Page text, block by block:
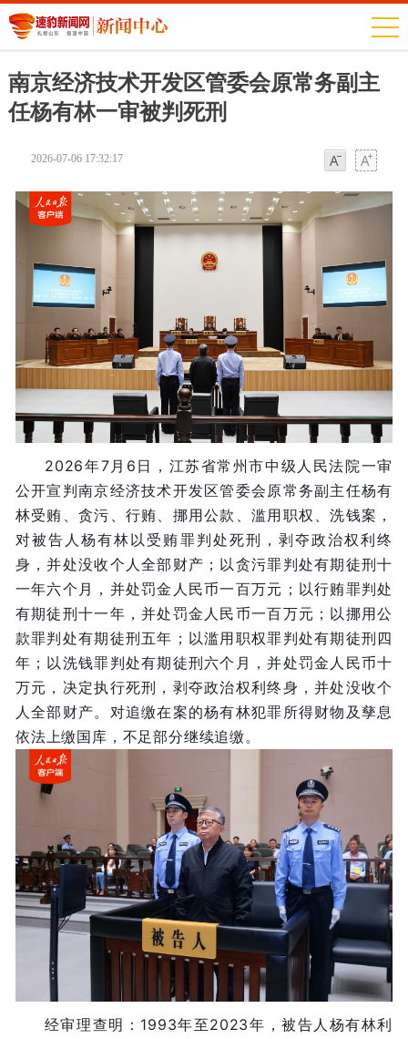
南京经济技术开发区管委会原常务副主
任杨有林一审被判死刑
2026-07-06 17:32:17
2026年7月6日，江苏省常州市中级人民法院一审
公开宣判南京经济技术开发区管委会原常务副主任杨有
林受贿、贪污、行贿、挪用公款、滥用职权、洗钱案，
对被告人杨有林以受贿罪判处死刑，剥夺政治权利终
身，并处没收个人全部财产；以贪污罪判处有期徒刑十
一年六个月，并处罚金人民币一百万元；以行贿罪判处
有期徒刑十一年，并处罚金人民币一百万元；以挪用公
款罪判处有期徒刑五年；以滥用职权罪判处有期徒刑四
年；以洗钱罪判处有期徒刑六个月，并处罚金人民币十
万元，决定执行死刑，剥夺政治权利终身，并处没收个
人全部财产。对追缴在案的杨有林犯罪所得财物及孳息
依法上缴国库，不足部分继续追缴。
经审理查明：1993年至2023年，被告人杨有林利